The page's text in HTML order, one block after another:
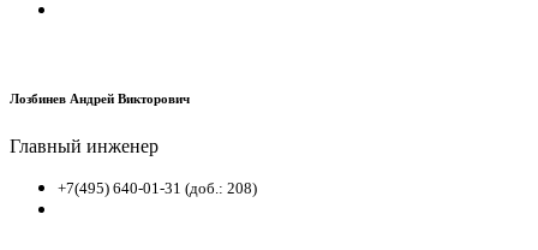
Лозбинев Андрей Викторович
Главный инженер
+7(495) 640-01-31 (доб.: 208)